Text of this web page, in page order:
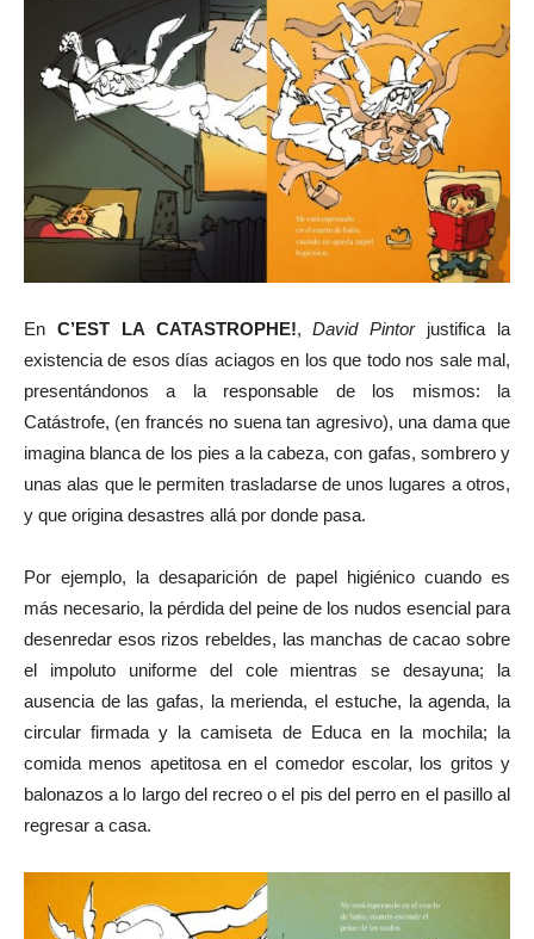
En C’EST LA CATASTROPHE!,David Pintor justifica la
existencia de esos días aciagos en los que todo nos sale mal,
presentándonos a la responsable de los mismos: la
Catástrofe, (en francés no suena tan agresivo), una dama que
imagina blanca de los pies a la cabeza, con gafas, sombrero y
unas alas que le permiten trasladarse de unos lugares a otros,
y que origina desastres allá por donde pasa.
Por ejemplo, la desaparición de papel higiénico cuando es
más necesario, la pérdida del peine de los nudos esencial para
desenredar esos rizos rebeldes, las manchas de cacao sobre
el impoluto uniforme del cole mientras se desayuna; la
ausencia de las gafas, la merienda, el estuche, la agenda, la
circular firmada y la camiseta de Educa en la mochila; la
comida menos apetitosa en el comedor escolar, los gritos y
balonazos a lo largo del recreo o el pis del perro en el pasillo al
regresar a casa.